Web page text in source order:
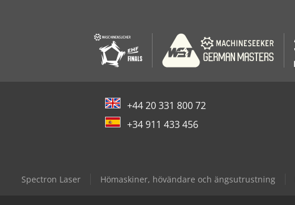
+44 20 331 800 72
+34 911 433 456
Spectron Laser Hömaskiner, hövändare och ängsutrustning